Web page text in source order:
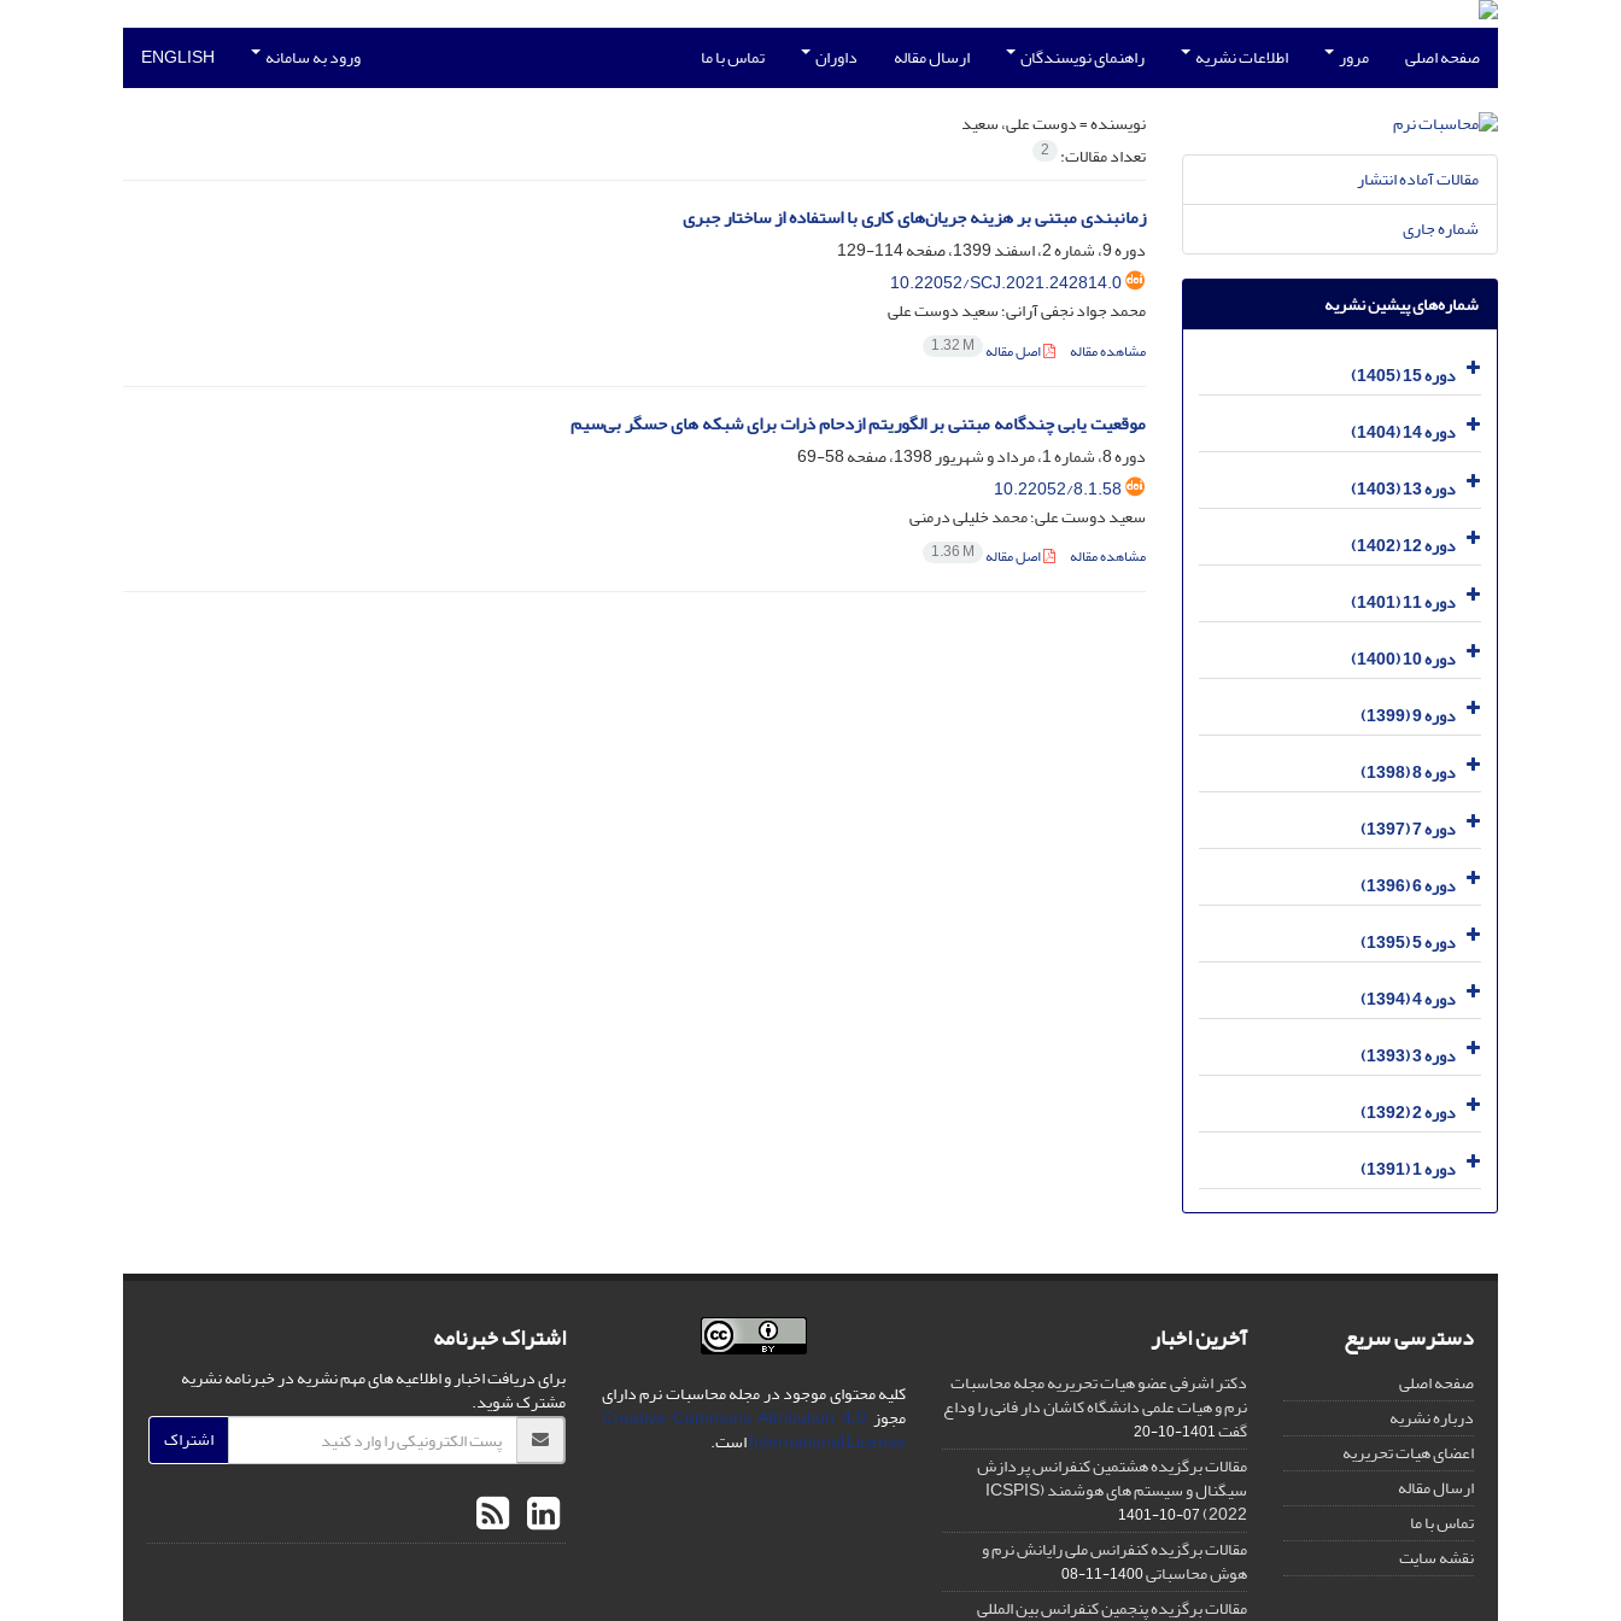
صفحه اصلی مرور اطلاعات نشریه راهنمای نویسندگان ارسال مقاله داوران تماس با ما ورود به سامانه ENGLISH
نویسنده =دوست علی، سعید
تعداد مقالات: 2
زمانبندی مبتنی بر هزینه جریان‏‌های کاری با استفاده از ساختار جبری
دوره 9، شماره 2، اسفند 1399، صفحه
114-129
10.22052/SCJ.2021.242814.0
محمد جواد نجفی آرانی؛ سعید دوست علی
مشاهده مقاله اصل مقاله 1.32 M
موقعیت ‌یابی چندگامه مبتنی بر الگوریتم ازدحام ذرات برای شبکه‌ ها‌ی حسگر بی‌سیم
دوره 8، شماره 1، مرداد و شهریور 1398، صفحه
58-69
10.22052/8.1.58
سعید دوست علی؛ محمد خلیلی درمنی
مشاهده مقاله اصل مقاله 1.36 M
مقالات آماده انتشار
شماره جاری
شماره‌های پیشین نشریه
دوره 15 (1405)
دوره 14 (1404)
دوره 13 (1403)
دوره 12 (1402)
دوره 11 (1401)
دوره 10 (1400)
دوره 9 (1399)
دوره 8 (1398)
دوره 7 (1397)
دوره 6 (1396)
دوره 5 (1395)
دوره 4 (1394)
دوره 3 (1393)
دوره 2 (1392)
دوره 1 (1391)
دسترسی سریع
صفحه اصلی
درباره نشریه
اعضای هیات تحریریه
ارسال مقاله
تماس با ما
نقشه سایت
آخرین اخبار
دکتر اشرفی عضو هیات تحریریه مجله محاسبات
نرم و هیات علمی دانشگاه کاشان دار فانی را وداع
گفت1401-10-20
مقالات برگزیده هشتمین کنفرانس پردازش
سیگنال و سیستم های هوشمند (ICSPIS
2022)
1401-10-07
مقالات برگزیده کنفرانس ملی رایانش نرم و
هوش محاسباتی1400-11-08
مقالات برگزیده پنجمین کنفرانس بین المللی
کلیه محتوای موجود در مجله محاسبات نرم دارای
مجوز Creative Commons Attribution 4.0
International Licenseاست.
اشتراک خبرنامه
برای دریافت اخبار و اطلاعیه های مهم نشریه در خبرنامه نشریه
مشترک شوید.
اشتراک